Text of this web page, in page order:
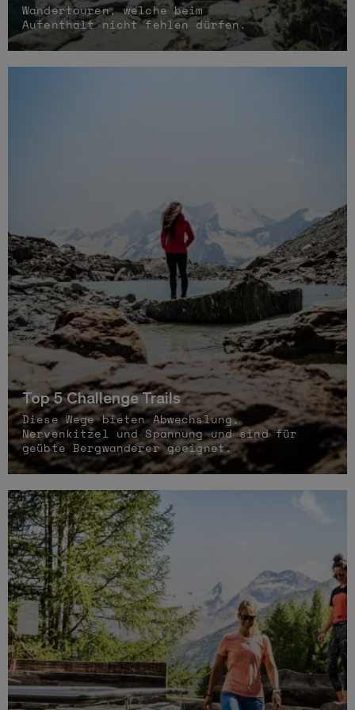
Wandertouren, welche beim
Aufenthalt nicht fehlen dürfen.
Top 5 Challenge Trails
Diese Wege bieten Abwechslung,
Nervenkitzel und Spannung und sind für
geübte Bergwanderer geeignet.